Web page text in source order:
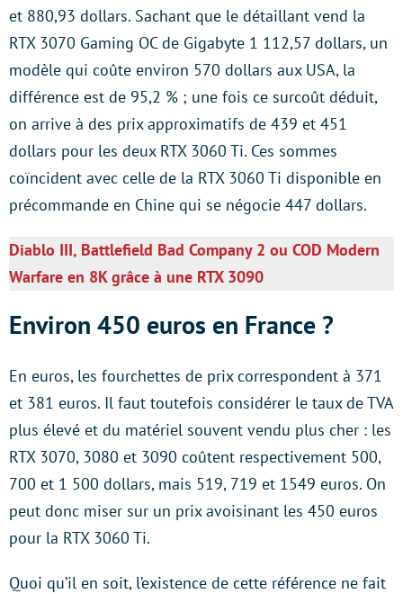
et 880,93 dollars. Sachant que le détaillant vend la
RTX 3070 Gaming OC de Gigabyte 1 112,57 dollars, un
modèle qui coûte environ 570 dollars aux USA, la
différence est de 95,2 % ; une fois ce surcoût déduit,
on arrive à des prix approximatifs de 439 et 451
dollars pour les deux RTX 3060 Ti. Ces sommes
coïncident avec celle de la RTX 3060 Ti disponible en
précommande en Chine qui se négocie 447 dollars.
Diablo III, Battlefield Bad Company 2 ou COD Modern
Warfare en 8K grâce à une RTX 3090
Environ 450 euros en France ?
En euros, les fourchettes de prix correspondent à 371
et 381 euros. Il faut toutefois considérer le taux de TVA
plus élevé et du matériel souvent vendu plus cher : les
RTX 3070, 3080 et 3090 coûtent respectivement 500,
700 et 1 500 dollars, mais 519, 719 et 1549 euros. On
peut donc miser sur un prix avoisinant les 450 euros
pour la RTX 3060 Ti.
Quoi qu’il en soit, l’existence de cette référence ne fait